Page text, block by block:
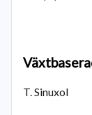
T. Sinuxol